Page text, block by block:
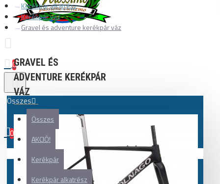
0
Összes
Összes
AKCIÓ!
Kerékpár
Kerékpár alkatrész
0
Kerékpár alkatrész
Kerékpár váz
Gravel és adventure kerékpár váz
GRAVEL ÉS
ADVENTURE KERÉKPÁR
VÁZ